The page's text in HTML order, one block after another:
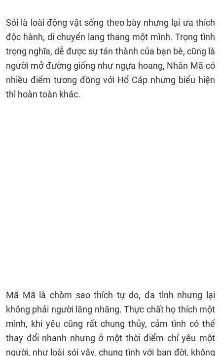
Sói là loài động vật sống theo bày nhưng lại ưa thích
độc hành, di chuyển lang thang một mình. Trọng tình
trọng nghĩa, dễ được sự tán thành của bạn bè, cũng là
người mở đường giống như ngựa hoang, Nhân Mã có
nhiều điểm tương đồng với Hổ Cáp nhưng biểu hiện
thì hoàn toàn khác.
Mã Mã là chòm sao thích tự do, đa tình nhưng lại
không phải người lăng nhăng. Thực chất họ thích một
mình, khi yêu cũng rất chung thủy, cảm tình có thể
thay đổi nhanh nhưng ở một thời điểm chỉ yêu một
người, như loài sói vậy, chung tình với bạn đời, không